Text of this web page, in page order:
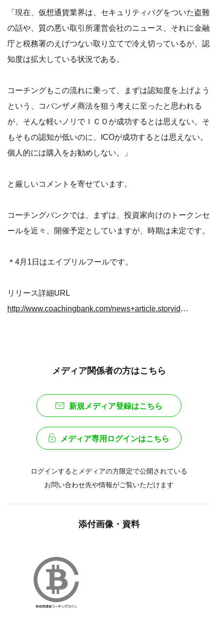
「現在、仮想通貨業界は、セキュリティバグをついた盗難
の話や、質の悪い取引所運営会社のニュース、それに金融
庁と税務署のえげつない取り立てで冷え切っているが、認
知度は拡大している状況である。
コーチングもこの流れに乗って、まずは認知度を上げよう
という、コバンザメ商法を狙う考えに至ったと思われる
が、そんな軽いノリでＩＣＯが成功するとは思えない。そ
もそもの認知が低いのに、ICOが成功するとは思えない。
個人的には購入をお勧めしない。」
と厳しいコメントを寄せています。
コーチングバンクでは、まずは、投資家向けのトークンセ
ールを近々、開催予定としていますが、時期は未定です。
＊4月1日はエイプリルフールです。
リリース詳細URL
http://www.coachingbank.com/news+article.storyid+186.htm
メディア関係者の方はこちら
新規メディア登録はこちら
メディア専用ログインはこちら
ログインするとメディアの方限定で公開されている
お問い合わせ先や情報がご覧いただけます
添付画像・資料